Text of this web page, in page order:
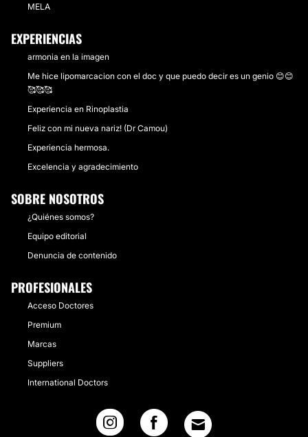
MELA
EXPERIENCIAS
armonia en la imagen
Me hice lipomarcacion con el doc y que puedo decir es un genio 😊😊
🥰🥰🥰
Experiencia en Rinoplastia
Feliz con mi nueva nariz! (Dr Camou)
Experiencia hermosa.
Excelencia y agradecimiento
SOBRE NOSOTROS
¿Quiénes somos?
Equipo editorial
Denuncia de contenido
PROFESIONALES
Acceso Doctores
Premium
Marcas
Suppliers
International Doctors